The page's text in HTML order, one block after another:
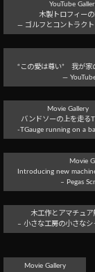
YouTube
木製トロフィー
― ゴルフとコントラク
“この愛は尊い” 我が家
―
Movie Gallery
バンドソーの上を走る
-TGauge running on a
Movie
Introducing new
– Pegas
木工作とアマチュア
– 小さな工房の小さなシ
Movie Gallery